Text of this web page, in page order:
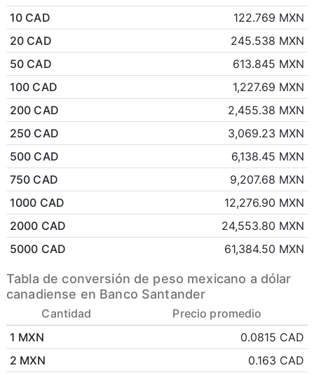
10 CAD
122.769 MXN
20 CAD
245.538 MXN
50 CAD
613.845 MXN
100 CAD
1,227.69 MXN
200 CAD
2,455.38 MXN
250 CAD
3,069.23 MXN
500 CAD
6,138.45 MXN
750 CAD
9,207.68 MXN
1000 CAD
12,276.90 MXN
2000 CAD
24,553.80 MXN
5000 CAD
61,384.50 MXN
Tabla de conversión de peso mexicano a dólar
canadiense en Banco Santander
Cantidad
Precio promedio
1 MXN
0.0815 CAD
2 MXN
0.163 CAD